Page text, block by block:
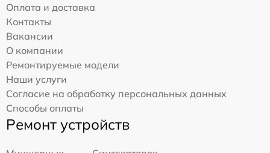
Оплата и доставка
Контакты
Вакансии
О компании
Ремонтируемые модели
Наши услуги
Согласие на обработку персональных данных
Способы оплаты
Ремонт устройств